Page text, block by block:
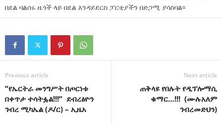
በደል ባልሰሩ ዜጎች ላይ በደል እንዳይደርስ ፓርቲያችን በድጋሚ ያሳስባል፡፡
Previous article
“የኤርትራ መንግሥት በጦርነቱ
በቀጥታ ተሳትፏል!!!” ደብረፅዮን
ገብረ ሚካኤል (ዶ/ር) – ኢዜአ
Next article
ጠቅላዩ የበሉት የዲፕሎማሲ
ቁማር…!!! (ሙሉአለም
ገብረመድህን)